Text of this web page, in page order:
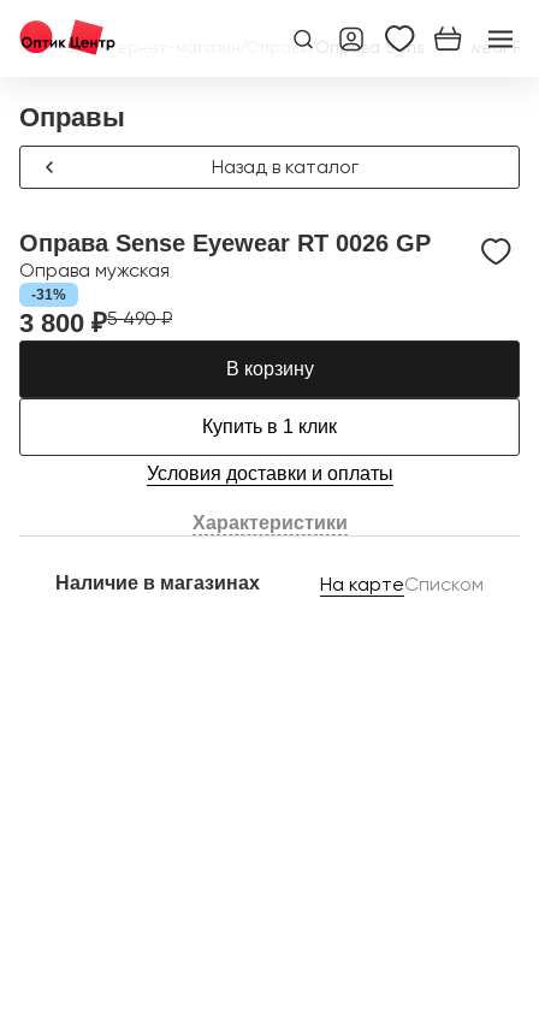
Главная/Интернет-магазин Оправы/Оправа Sense Eyewear RT
Оправы
Назад в каталог
Оправа Sense Eyewear RT 0026 GP
Оправа мужская
-31%
3 800 ₽5 490 ₽
В корзину
Купить в 1 клик
Условия доставки и оплаты
Характеристики
Наличие в магазинах На картеСписком